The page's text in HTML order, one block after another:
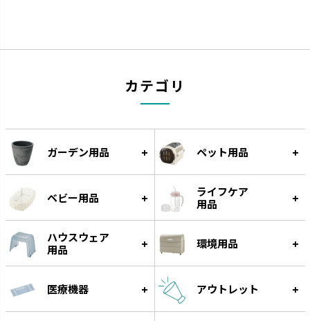
スラック ジョーロ
大容量なのにスリムなじょうろ
です。
グレース
細く優しい水が根元に注げます。
カテゴリ
ガーデン用品 ペット用品
ベビー用品
ライフケア
用品
ハウスウェア
用品
環境用品
医療機器 アウトレット